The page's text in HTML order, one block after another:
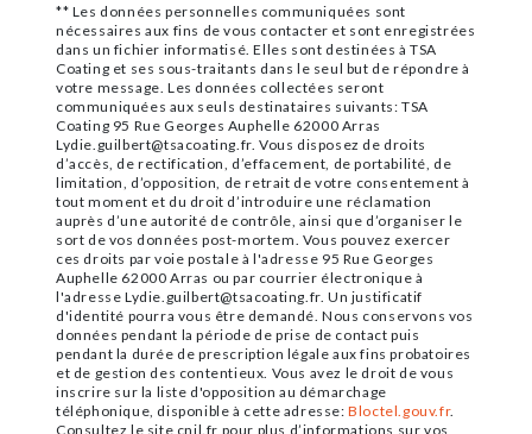
** Les données personnelles communiquées sont
nécessaires aux fins de vous contacter et sont enregistrées
dans un fichier informatisé. Elles sont destinées à TSA
Coating et ses sous-traitants dans le seul but de répondre à
votre message. Les données collectées seront
communiquées aux seuls destinataires suivants: TSA
Coating 95 Rue Georges Auphelle 62000 Arras
Lydie.guilbert@tsacoating.fr. Vous disposez de droits
d’accès, de rectification, d’effacement, de portabilité, de
limitation, d’opposition, de retrait de votre consentement à
tout moment et du droit d’introduire une réclamation
auprès d’une autorité de contrôle, ainsi que d’organiser le
sort de vos données post-mortem. Vous pouvez exercer
ces droits par voie postale à l'adresse 95 Rue Georges
Auphelle 62000 Arras ou par courrier électronique à
l'adresse Lydie.guilbert@tsacoating.fr. Un justificatif
d'identité pourra vous être demandé. Nous conservons vos
données pendant la période de prise de contact puis
pendant la durée de prescription légale aux fins probatoires
et de gestion des contentieux. Vous avez le droit de vous
inscrire sur la liste d'opposition au démarchage
téléphonique, disponible à cette adresse:Bloctel.gouv.fr.
Consultez le site cnil.fr pour plus d’informations sur vos